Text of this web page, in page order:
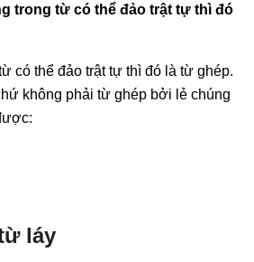
trong từ có thể đảo trật tự thì đó
có thể đảo trật tự thì đó là từ ghép.
không phải từ ghép bởi lẻ chúng
láy